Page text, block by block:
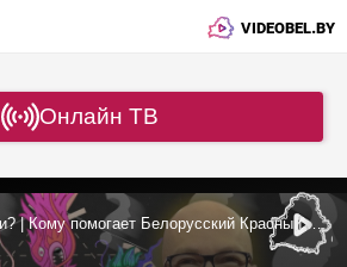
VIDEOBEL.BY
Онлайн ТВ
Добро бывает с кулаками? | Кому помогает Белорусский Красный Крест? | Шевцов про семью, карьеру, волонтерство и хобби